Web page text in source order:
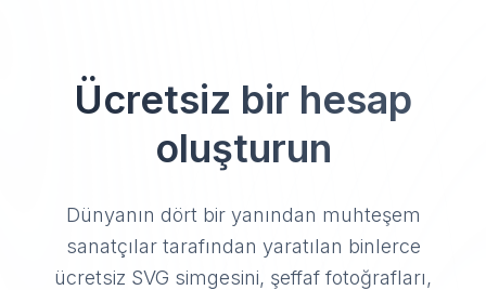
Ücretsiz bir hesap
oluşturun
Dünyanın dört bir yanından muhteşem
sanatçılar tarafından yaratılan binlerce
ücretsiz SVG simgesini, şeffaf fotoğrafları,